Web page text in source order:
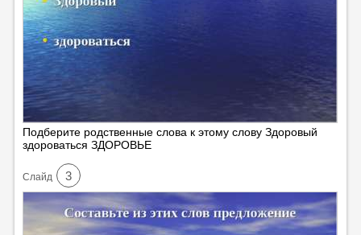
Подберите родственные слова к этому слову Здоровый
здороваться ЗДОРОВЬЕ
Cлайд 3